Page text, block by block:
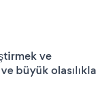
ve
büyük olasılıkla